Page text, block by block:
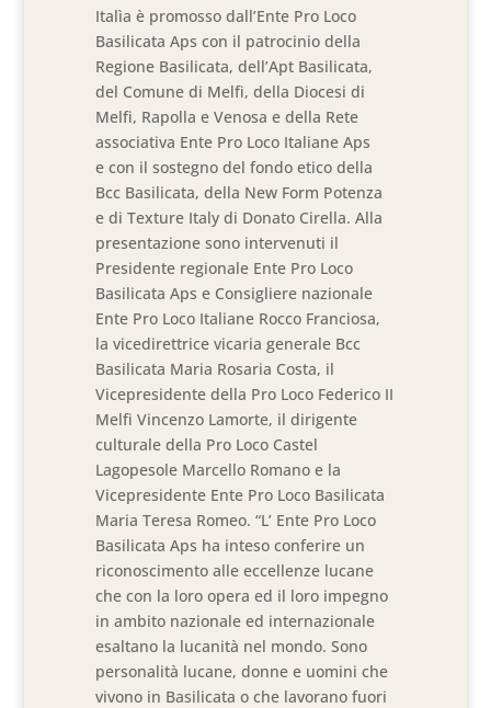
Italìa è promosso dall’Ente Pro Loco
Basilicata Aps con il patrocinio della
Regione Basilicata, dell’Apt Basilicata,
del Comune di Melfi, della Diocesi di
Melfi, Rapolla e Venosa e della Rete
associativa Ente Pro Loco Italiane Aps
e con il sostegno del fondo etico della
Bcc Basilicata, della New Form Potenza
e di Texture Italy di Donato Cirella. Alla
presentazione sono intervenuti il
Presidente regionale Ente Pro Loco
Basilicata Aps e Consigliere nazionale
Ente Pro Loco Italiane Rocco Franciosa,
la vicedirettrice vicaria generale Bcc
Basilicata Maria Rosaria Costa, il
Vicepresidente della Pro Loco Federico II
Melfi Vincenzo Lamorte, il dirigente
culturale della Pro Loco Castel
Lagopesole Marcello Romano e la
Vicepresidente Ente Pro Loco Basilicata
Maria Teresa Romeo. “L’ Ente Pro Loco
Basilicata Aps ha inteso conferire un
riconoscimento alle eccellenze lucane
che con la loro opera ed il loro impegno
in ambito nazionale ed internazionale
esaltano la lucanità nel mondo. Sono
personalità lucane, donne e uomini che
vivono in Basilicata o che lavorano fuori